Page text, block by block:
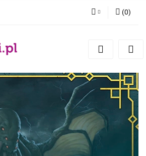
Zarejestruj się
Zgody cookies
(0)